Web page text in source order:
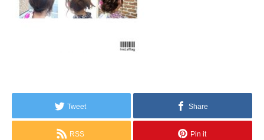
Tweet Share
RSS Pin it